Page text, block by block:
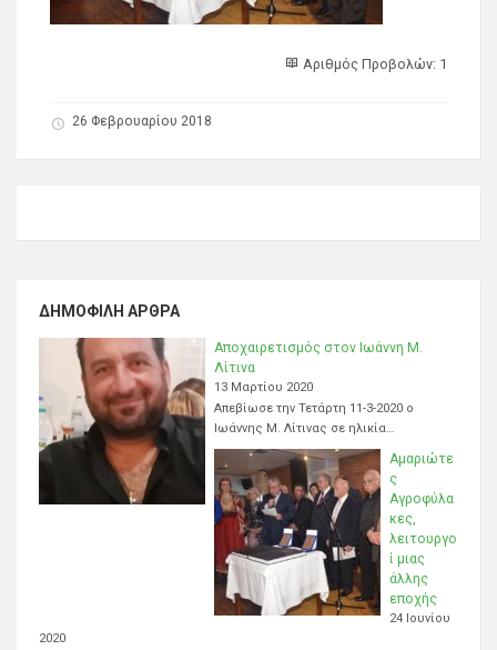
Αριθμός Προβολών: 1
26 Φεβρουαρίου 2018
ΔΗΜΟΦΙΛΉ ΆΡΘΡΑ
Αποχαιρετισμός στον Ιωάννη Μ.
Λίτινα
13 Μαρτίου 2020
Απεβίωσε την Τετάρτη 11-3-2020 ο
Ιωάννης Μ. Λίτινας σε ηλικία…
Αμαριώτε
ς
Αγροφύλα
κες,
λειτουργο
ί μιας
άλλης
εποχής
24 Ιουνίου
2020